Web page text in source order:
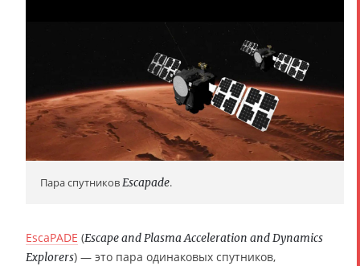
Пара спутниковEscapade.
EscaPADE (Escape and Plasma Acceleration and Dynamics
Explorers) — это пара одинаковых спутников,